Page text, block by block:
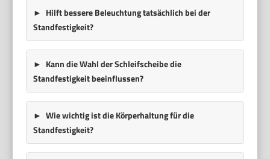
Hilft bessere Beleuchtung tatsächlich bei der
Standfestigkeit?
Kann die Wahl der Schleifscheibe die
Standfestigkeit beeinflussen?
Wie wichtig ist die Körperhaltung für die
Standfestigkeit?